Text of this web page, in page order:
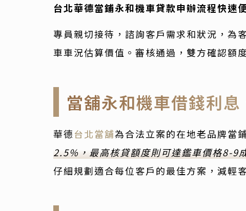
台北華德當鋪永和機車貸款申辦流程快速
專員親切接待，諮詢客戶需求和狀況，為
車車況估算價值。審核通過，雙方確認額
當舖永和機車借錢利息
華德台北當舖為合法立案的在地老品牌當
2.5%，最高核貸額度則可達鑑車價格8-9
仔細規劃適合每位客戶的最佳方案，減輕